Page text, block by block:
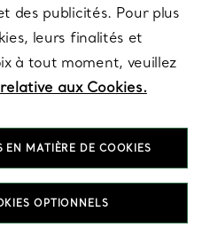
des publicités. Pour plus
leurs finalités et
à tout moment, veuillez
aux Cookies.
EN MATIÈRE DE COOKIES
OPTIONNELS